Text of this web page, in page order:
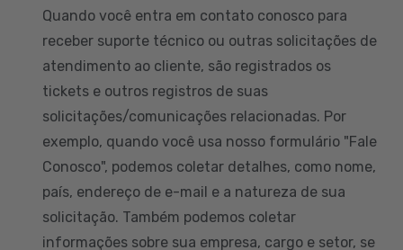
Quando você entra em contato conosco para
receber suporte técnico ou outras solicitações de
atendimento ao cliente, são registrados os
tickets e outros registros de suas
solicitações/comunicações relacionadas. Por
exemplo, quando você usa nosso formulário "Fale
Conosco", podemos coletar detalhes, como nome,
país, endereço de e-mail e a natureza de sua
solicitação. Também podemos coletar
informações sobre sua empresa, cargo e setor, se